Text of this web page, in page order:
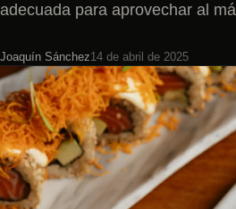
adecuada para aprovechar al
Joaquín Sánchez14 de abril de 2025